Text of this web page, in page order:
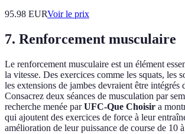
95.98 EURVoir le prix
7. Renforcement musculaire
Le renforcement musculaire est un élément
la vitesse. Des exercices comme les squats, les
les extensions de jambes devraient être intégrés
Consacrez deux séances de musculation par
recherche menée parUFC-Que Choisir a
qui ajoutent des exercices de force à leur
amélioration de leur puissance de course de 10